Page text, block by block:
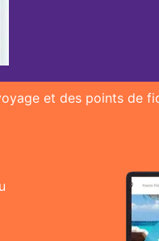
et des points de